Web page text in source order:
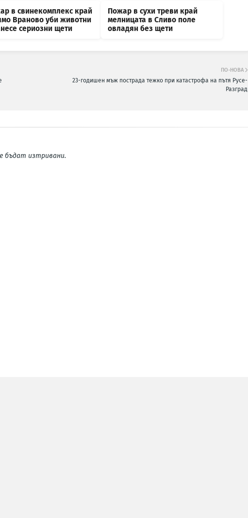
в свинекомплекс край
Враново уби животни
сериозни щети
Пожар в сухи треви край
мелницата в Сливо поле
овладян без щети
ПО-НОВА
23-годишен мъж пострада тежко при катастрофа на пътя Русе-
Разград
бъдат изтривани.